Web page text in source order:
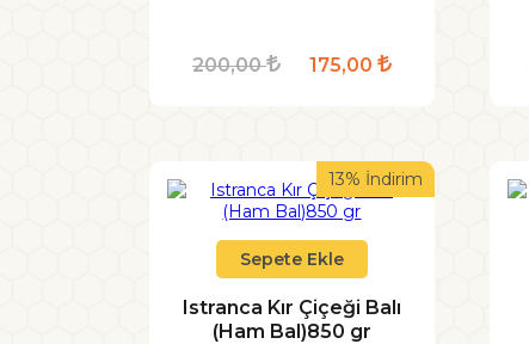
200,00 175,00
13% İndirim
Sepete Ekle
Istranca Kır Çiçeği Balı
(Ham Bal)850 gr